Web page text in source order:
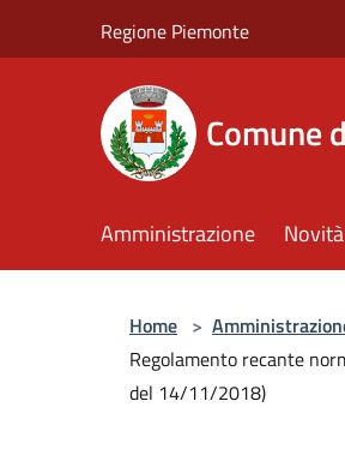
Regione Piemonte
Comune
Amministrazione Novità
Home >
Regolamento recante
del 14/11/2018)